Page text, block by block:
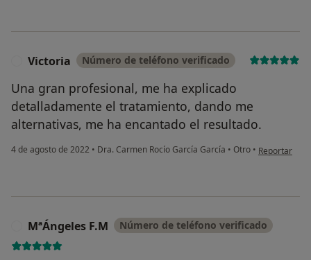
Victoria Número de teléfono verificado
Una gran profesional, me ha explicado
detalladamente el tratamiento, dando me
alternativas, me ha encantado el resultado.
4 de agosto de 2022 • Dra. Carmen Rocío García García • Otro • en opinión
Reportar
MªÁngeles F.M Número de teléfono verificado